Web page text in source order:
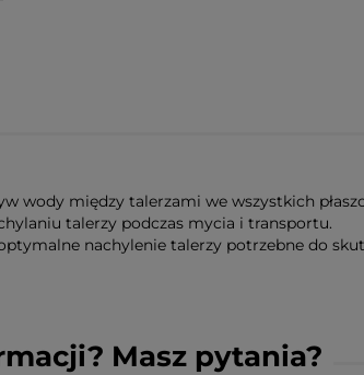
wody między talerzami we wszystkich
talerzy podczas mycia i transportu.
nachylenie talerzy potrzebne do
Masz pytania?